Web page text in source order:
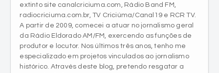
extinto site canalcriciuma.com, Rádio Band FM,
radiocriciuma.com.br, TV Criciúma/Canal19 e RCR TV.
A partir de 2009, comecei a atuar no jornalismo geral
da Rádio Eldorado AM/FM, exercendo as funções de
produtor e locutor. Nos últimos três anos, tenho me
especializado em projetos vinculados ao jornalismo
histórico. Através deste blog, pretendo resgatar a